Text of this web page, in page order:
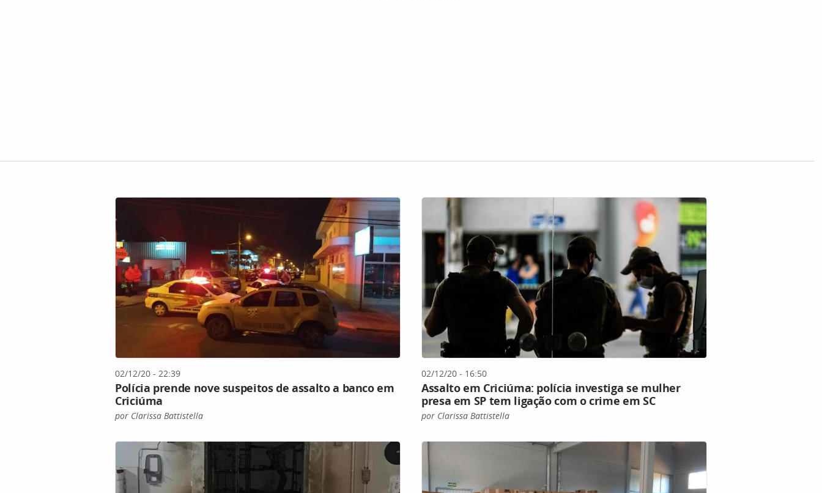
02/12/20 - 22:39
Polícia prende nove suspeitos de assalto a banco em
Criciúma
por Clarissa Battistella
02/12/20 - 16:50
Assalto em Criciúma: polícia investiga se mulher
presa em SP tem ligação com o crime em SC
por Clarissa Battistella